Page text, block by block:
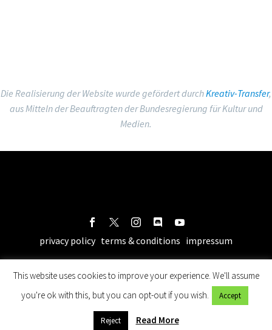
Die Realisierung der Website wurde gefördert durchKreativ-Transfer,
aus Mitteln der Beauftragten der Bundesregierung für Kultur und
Medien.
privacy policy terms & conditions impressum
This website uses cookies to improve your experience. We'll assume
you're ok with this, but you can opt-out if you wish.
Accept
Reject Read More